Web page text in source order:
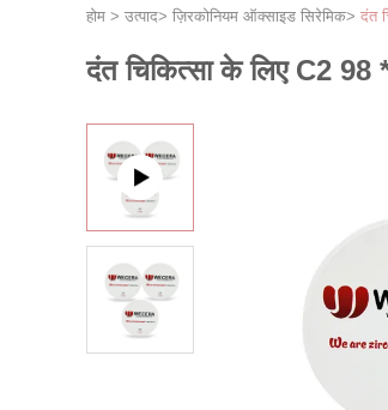
होम > उत्पाद> ज़िरकोनियम ऑक्साइड सिरेमिक> दंत
दंत चिकित्सा के लिए C2 98 *